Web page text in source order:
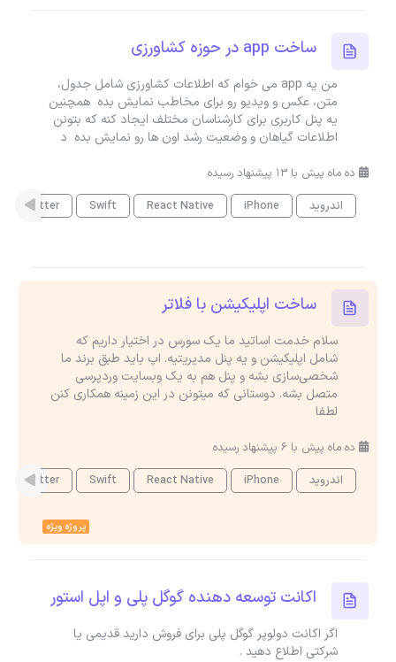
ساخت app در حوزه کشاورزی
من یه app می خوام که اطلاعات کشاورزی شامل جدول،
متن، عکس و ویدیو رو برای مخاطب نمایش بده همچنین
یه پنل کاربری برای کارشناسان مختلف ایجاد کنه که بتونن
اطلاعات گیاهان و وضعیت رشد اون ها رو نمایش بده د
ده ماه پیش با 13 پیشنهاد رسیده
اندروید
iPhone
React Native
Swift
Flutter
ساخت اپلیکیشن با فلاتر
سلام خدمت اساتید ما یک سورس در اختیار داریم که
شامل اپلیکیشن و یه پنل مدیریتیه. اپ باید طبق برند ما
شخصی‌سازی بشه و پنل هم به یک وبسایت وردپرسی
متصل بشه. دوستانی که میتونن در این زمینه همکاری کنن
لطفا
ده ماه پیش با 6 پیشنهاد رسیده
اندروید
iPhone
React Native
Swift
Flutter
پروژه ویژه
اکانت توسعه دهنده گوگل پلی و اپل استور
اگر اکانت دولوپر گوگل پلی برای فروش دارید قدیمی یا
شرکتی اطلاع دهید .